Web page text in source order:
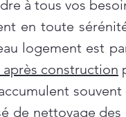
à tous vos
en toute
logement est
construction
de nettoyage